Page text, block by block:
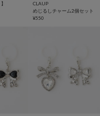
CLAUP
めじるしチャーム2個セット
¥550